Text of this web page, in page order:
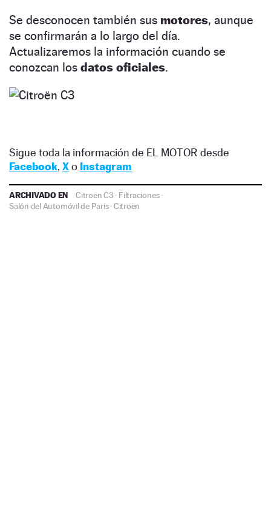
Se desconocen también sus motores, aunque
se confirmarán a lo largo del día.
Actualizaremos la información cuando se
conozcan los datos oficiales.
Sigue toda la información de EL MOTOR desde
Facebook, Xo Instagram
ARCHIVADO EN Citroën C3· Filtraciones·
Salón del Automóvil de París·Citroën